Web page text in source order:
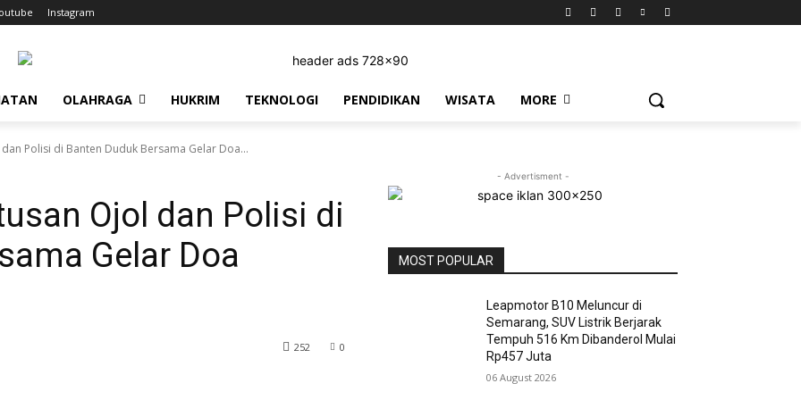
Instagram
OLAHRAGA HUKRIM TEKNOLOGI PENDIDIKAN WISATA MORE
Polisi di Banten Duduk Bersama Gelar Doa...
Ojol dan Polisi di
Gelar Doa
0
252
- Advertisment -
MOST POPULAR
Leapmotor B10 Meluncur di
Semarang, SUV Listrik Berjarak
Tempuh 516 Km Dibanderol Mulai
Rp457 Juta
06 August 2026